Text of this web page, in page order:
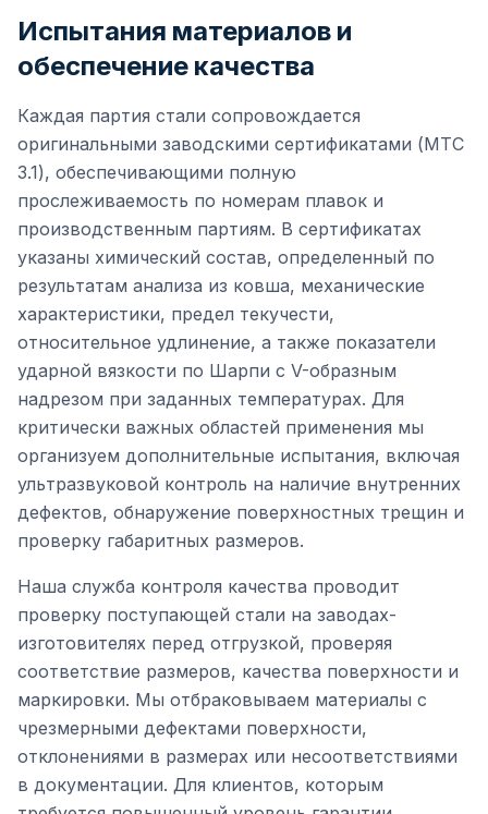
Испытания материалов и
обеспечение качества
Каждая партия стали сопровождается
оригинальными заводскими сертификатами (MTC
3.1), обеспечивающими полную
прослеживаемость по номерам плавок и
производственным партиям. В сертификатах
указаны химический состав, определенный по
результатам анализа из ковша, механические
характеристики, предел текучести,
относительное удлинение, а также показатели
ударной вязкости по Шарпи с V-образным
надрезом при заданных температурах. Для
критически важных областей применения мы
организуем дополнительные испытания, включая
ультразвуковой контроль на наличие внутренних
дефектов, обнаружение поверхностных трещин и
проверку габаритных размеров.
Наша служба контроля качества проводит
проверку поступающей стали на заводах-
изготовителях перед отгрузкой, проверяя
соответствие размеров, качества поверхности и
маркировки. Мы отбраковываем материалы с
чрезмерными дефектами поверхности,
отклонениями в размерах или несоответствиями
в документации. Для клиентов, которым